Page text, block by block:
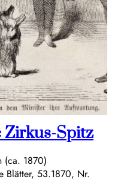
Zirkus-Spitz
(ca. 1870)
Blätter, 53.1870, Nr.